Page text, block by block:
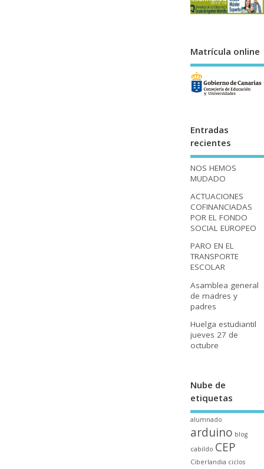
Matrícula online
Entradas
recientes
NOS HEMOS
MUDADO
ACTUACIONES
COFINANCIADAS
POR EL FONDO
SOCIAL EUROPEO
PARO EN EL
TRANSPORTE
ESCOLAR
Asamblea general
de madres y
padres
Huelga estudiantil
jueves 27 de
octubre
Nube de
etiquetas
alumnado
arduino blog
cabildo CEP
Ciberlandia ciclos